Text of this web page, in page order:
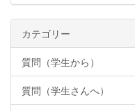
カテゴリー
質問（学生から）
質問（学生さんへ）